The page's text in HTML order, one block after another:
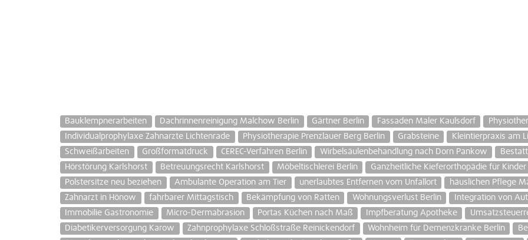
Bauklempnerarbeiten Dachrinnenreinigung Malchow Berlin Gärtner Berlin Fassaden Maler Kaulsdorf
Individualprophylaxe Zahnarzte Lichtenrade
Physiotherapie Prenzlauer Berg Berlin Grabsteine Kleintierpraxis am
Schweißarbeiten
Großformatdruck CEREC-Verfahren Berlin Wirbelsäulenbehandlung nach Dorn Pankow
Hörstörung Karlshorst
Betreuungsrecht Karlshorst Möbeltischlerei Berlin Ganzheitliche Kieferorthopädie für Kinder
Polstersitze neu beziehen
Ambulante Operation am Tier unerlaubtes Entfernen vom Unfallort häuslichen Pflege
Zahnarzt in Hönow
fahrbarer Mittagstisch Bekämpfung von Ratten Wohnungsverlust Berlin Integration von
Immobilie Gastronomie
Micro-Dermabrasion Portas Küchen nach Maß Impfberatung Apotheke
Diabetikerversorgung Karow
Zahnprophylaxe Schloßstraße Reinickendorf Wohnheim für Demenzkranke Berlin